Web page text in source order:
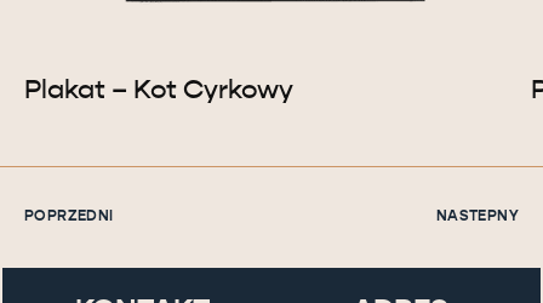
Plakat – Kot Cyrkowy
POPRZEDNI NASTEPNY